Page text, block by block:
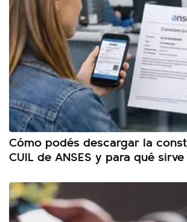
Cómo podés descargar la
CUIL de ANSES y para qué sirve